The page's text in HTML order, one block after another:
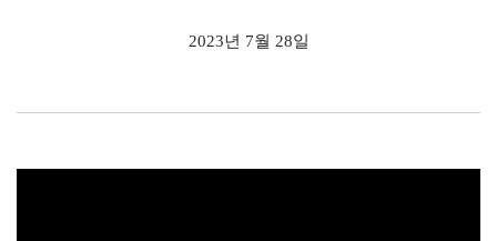
2023년 7월 28일